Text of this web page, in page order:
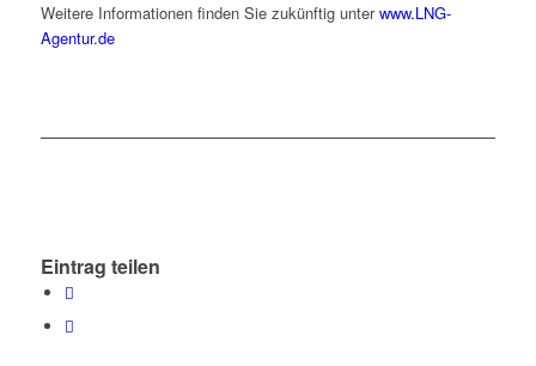
Weitere Informationen finden Sie zukünftig unterwww.LNG-
Agentur.de
Eintrag teilen